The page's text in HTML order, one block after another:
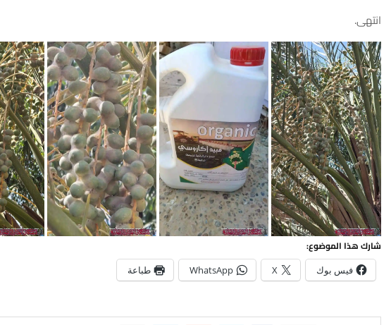
انتهى.
شارك هذا الموضوع:
فيس بوك X
WhatsApp طباعة